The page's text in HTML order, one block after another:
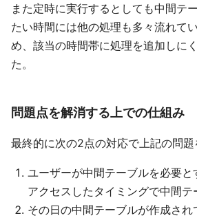
また定時に実行するとしても中間テ
たい時間には他の処理も多々流れて
め、該当の時間帯に処理を追加しに
た。
問題点を解消する上での仕組み
最終的に次の2点の対応で上記の問題
ユーザーが中間テーブルを必要と
アクセスしたタイミングで中間テ
その日の中間テーブルが作成され